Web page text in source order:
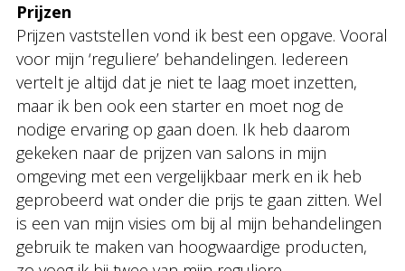
Prijzen
Prijzen vaststellen vond ik best een opgave. Vooral
voor mijn ‘reguliere’ behandelingen. Iedereen
vertelt je altijd dat je niet te laag moet inzetten,
maar ik ben ook een starter en moet nog de
nodige ervaring op gaan doen. Ik heb daarom
gekeken naar de prijzen van salons in mijn
omgeving met een vergelijkbaar merk en ik heb
geprobeerd wat onder die prijs te gaan zitten. Wel
is een van mijn visies om bij al mijn behandelingen
gebruik te maken van hoogwaardige producten,